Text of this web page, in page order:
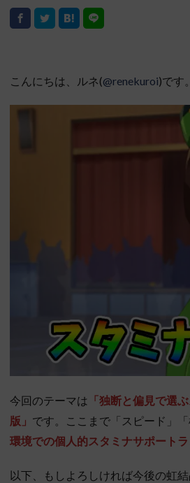
こんにちは、ルネ(@renekuroi)です。
今回のテーマは 「独断と偏見で選
版」 です。ここまで「スピード」
環境での個人的スタミナサポート
以下、もしよろしければ今後の虹